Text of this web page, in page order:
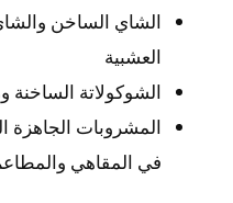
الشاي الساخن
العشبية
الشوكولاتة
المشروبات الجاهزة
في المقاهي